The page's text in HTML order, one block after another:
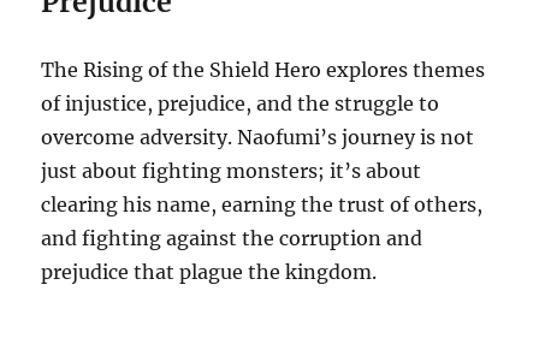
The Rising of the Shield Hero explores themes
of injustice, prejudice, and the struggle to
overcome adversity. Naofumi’s journey is not
just about fighting monsters; it’s about
clearing his name, earning the trust of others,
and fighting against the corruption and
prejudice that plague the kingdom.